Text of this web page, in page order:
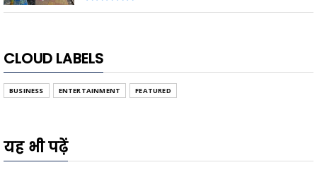
CLOUD LABELS
BUSINESS ENTERTAINMENT FEATURED
यह भी पढ़ें